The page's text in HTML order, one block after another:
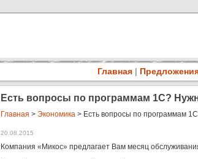
Главная |
Есть вопросы по программам 1С?
Главная > Экономика > Есть вопросы по программам
20.08.2015
Компания «Микос» предлагает Вам месяц